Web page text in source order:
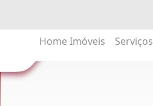
Home Imóveis Serviços